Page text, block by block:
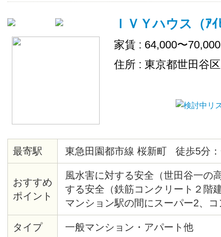
ＩＶＹハウス（ｱｲ
家賃 : 64,000〜
住所 : 東京都世田谷
最寄駅 東急田園都市線 桜新町 徒歩5分
おすすめ
ポイント
風水害に対する安全（世田谷一の
する安全（鉄筋コンクリート２階
マンション駅の間にスーパー2、
あり）閑静（第一種住居地域）
ス20分 徒歩5分 合計25分
タイプ 一般マンション・アパート他